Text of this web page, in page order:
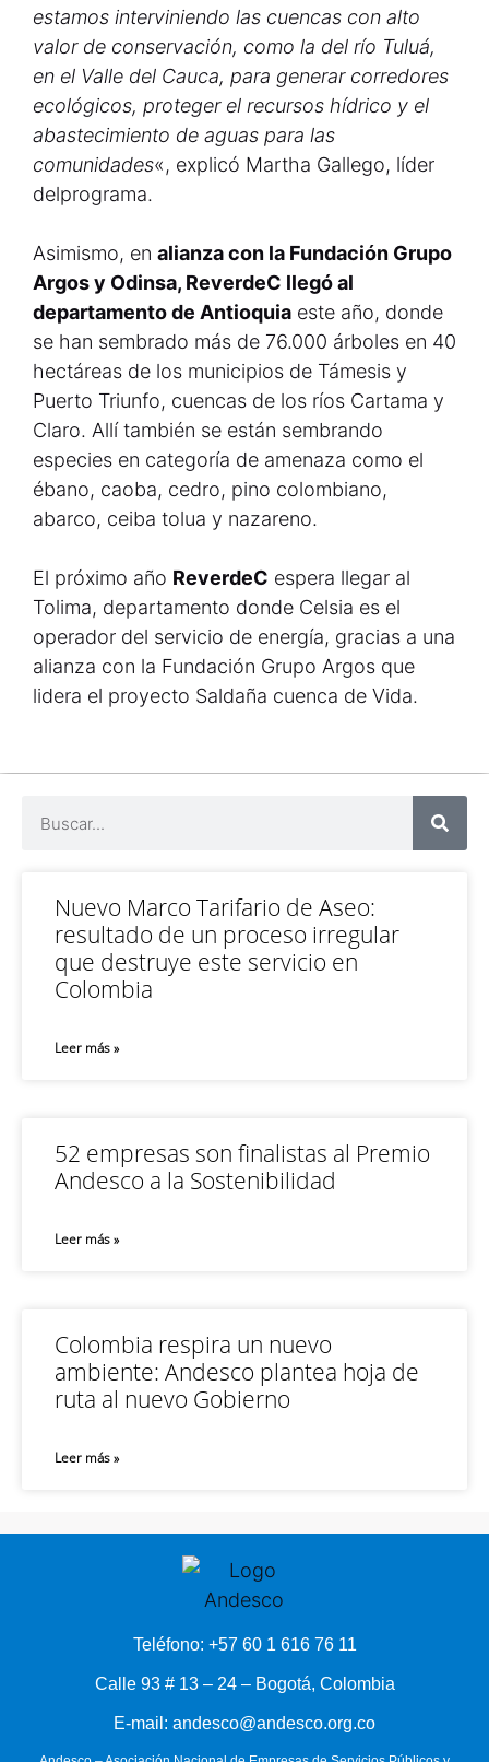
estamos interviniendo las cuencas con alto
valor de conservación, como la del río Tuluá,
en el Valle del Cauca, para generar corredores
ecológicos, proteger el recursos hídrico y el
abastecimiento de aguas para las
comunidades«, explicó Martha Gallego, líder
delprograma.
Asimismo, en alianza con la Fundación Grupo
Argos y Odinsa, ReverdeC llegó al
departamento de Antioquia este año, donde
se han sembrado más de 76.000 árboles en 40
hectáreas de los municipios de Támesis y
Puerto Triunfo, cuencas de los ríos Cartama y
Claro. Allí también se están sembrando
especies en categoría de amenaza como el
ébano, caoba, cedro, pino colombiano,
abarco, ceiba tolua y nazareno.
El próximo año ReverdeC espera llegar al
Tolima, departamento donde Celsia es el
operador del servicio de energía, gracias a una
alianza con la Fundación Grupo Argos que
lidera el proyecto Saldaña cuenca de Vida.
Nuevo Marco Tarifario de Aseo:
resultado de un proceso irregular
que destruye este servicio en
Colombia
Leer más »
52 empresas son finalistas al Premio
Andesco a la Sostenibilidad
Leer más »
Colombia respira un nuevo
ambiente: Andesco plantea hoja de
ruta al nuevo Gobierno
Leer más »
Teléfono: +57 60 1 616 76 11
Calle 93 # 13 – 24 – Bogotá, Colombia
E-mail: andesco@andesco.org.co